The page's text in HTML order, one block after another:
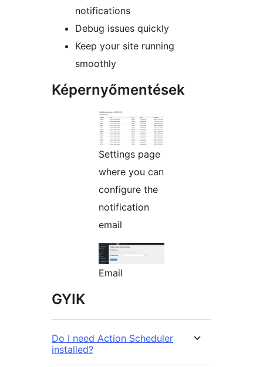
notifications
Debug issues quickly
Keep your site running
smoothly
Képernyőmentések
Settings page
where you can
configure the
notification
email
Email
GYIK
Do I need Action Scheduler
installed?